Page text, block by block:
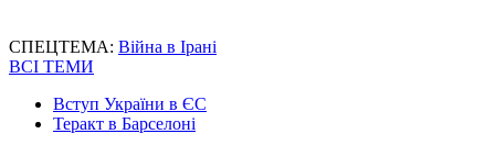
СПЕЦТЕМА: Війна в Ірані
ВСІ ТЕМИ
Вступ України в ЄС
Теракт в Барселоні